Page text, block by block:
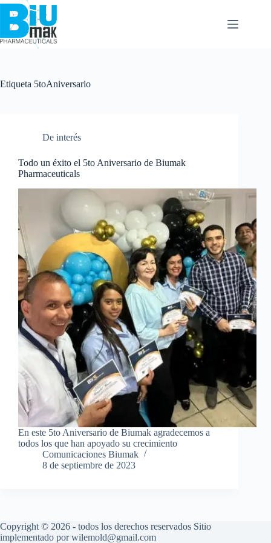
Etiqueta 5toAniversario
De interés
Todo un éxito el 5to Aniversario de Biumak
Pharmaceuticals
En este 5to Aniversario de Biumak agradecemos a
todos los que han apoyado su crecimiento
Comunicaciones Biumak
8 de septiembre de 2023
Copyright © 2026 - todos los derechos reservados Sitio
implementado por wilemold@gmail.com